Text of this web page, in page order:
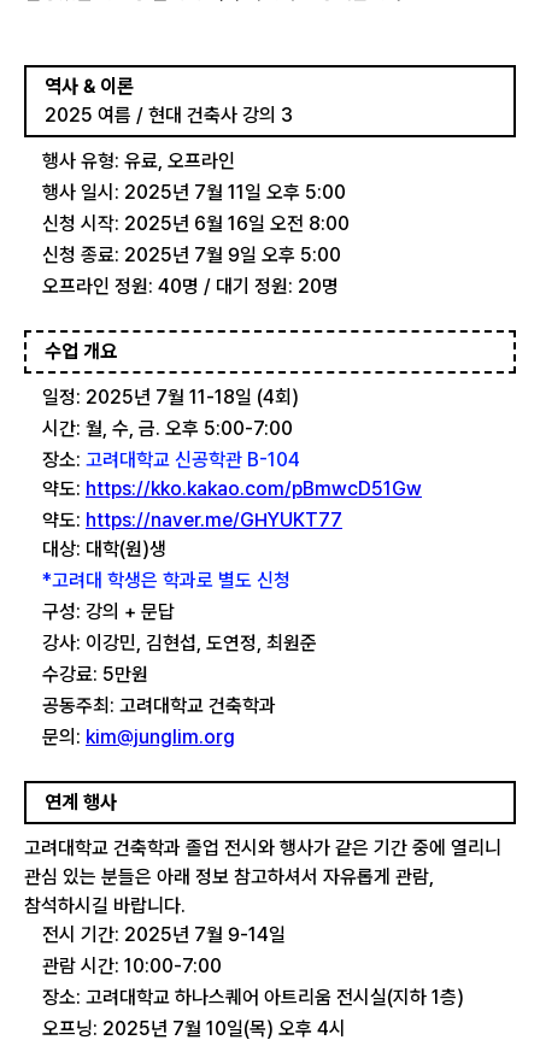
역사 & 이론
2025 여름 / 현대 건축사 강의 3
행사 유형: 유료, 오프라인
행사 일시: 2025년 7월 11일 오후 5:00
신청 시작: 2025년 6월 16일 오전 8:00
신청 종료: 2025년 7월 9일 오후 5:00
오프라인 정원: 40명 / 대기 정원: 20명
수업 개요
일정: 2025년 7월 11-18일 (4회)
시간: 월, 수, 금. 오후 5:00-7:00
장소: 고려대학교 신공학관 B-104
약도: https://kko.kakao.com/pBmwcD51Gw
약도: https://naver.me/GHYUKT77
대상: 대학(원)생
*고려대 학생은 학과로 별도 신청
구성: 강의 + 문답
강사: 이강민, 김현섭, 도연정, 최원준
수강료: 5만원
공동주최: 고려대학교 건축학과
문의: kim@junglim.org
연계 행사
고려대학교 건축학과 졸업 전시와 행사가 같은 기간 중에 열리니
관심 있는 분들은 아래 정보 참고하셔서 자유롭게 관람,
참석하시길 바랍니다.
전시 기간: 2025년 7월 9-14일
관람 시간: 10:00-7:00
장소: 고려대학교 하나스퀘어 아트리움 전시실(지하 1층)
오프닝: 2025년 7월 10일(목) 오후 4시